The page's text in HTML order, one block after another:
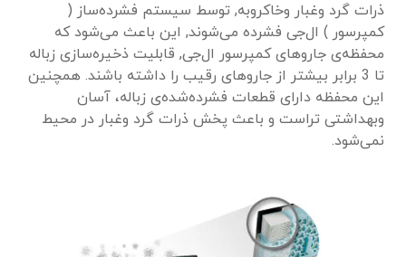
ذرات گرد وغبار وخاکروبه, توسط سیستم فشرده‌ساز (
کمپرسور ) ال‌جی فشرده می‌شوند, این باعث می‌شود که
محفظه‌ی جاروهای کمپرسور ال‌جی, قابلیت ذخیره‌سازی زباله
تا 3 برابر بیشتر از جاروهای رقیب را داشته باشند. همچنین
این محفظه دارای قطعات فشرده‌شده‌ی زباله، آسان
وبهداشتی تراست و باعث پخش ذرات گرد وغبار در محیط
نمی‌شود.